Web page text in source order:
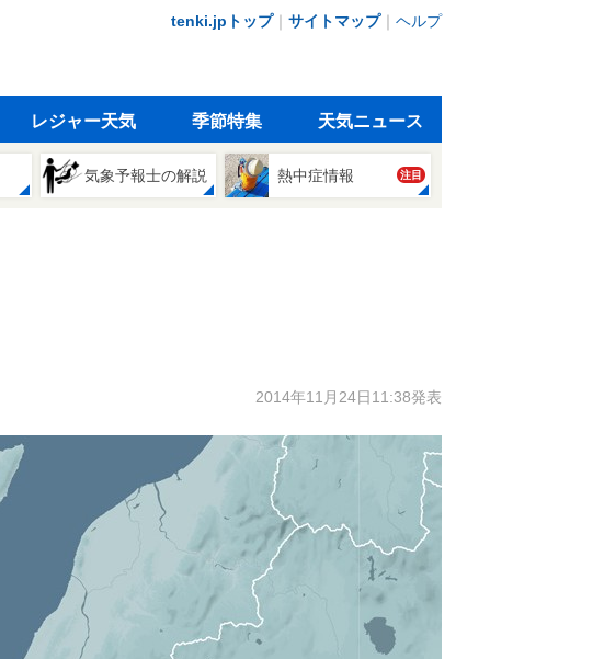
tenki.jpトップ｜ サイトマップ｜ ヘルプ
レジャー天気 季節特集 天気ニュース
気象予報士の解説 熱中症情報 注目
2014年11月24日11:38発表